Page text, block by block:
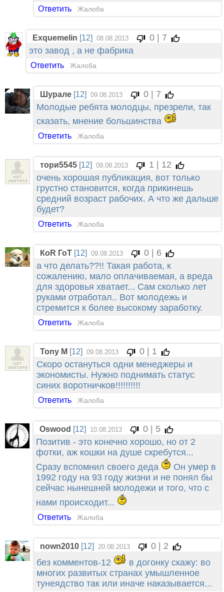
Ответить Жалоба
Exquemelin [12] 08.08.2013
0 | 7
это завод , а не фабрика
Ответить Жалоба
Шурале [12] 09.08.2013
0 | 7
Молодые ребята молодцы, презрели, так
сказать, мнение большинства
Ответить Жалоба
тори5545 [12] 09.08.2013
1 | 12
очень хорошая публикация, вот только
грустно становится, когда прикинешь
средний возраст рабочих. А что же дальше
будет?
Ответить Жалоба
КоR ГоT [12] 09.08.2013
0 | 6
а что делать??!! Такая работа, к
сожалению, мало оплачиваемая, а вреда
для здоровья хватает... Сам сколько лет
руками отработал.. Вот молодежь и
стремится к более высокому заработку.
Ответить Жалоба
Tony M [12] 09.08.2013
0 | 1
Скоро остануться одни менеджеры и
экономисты. Нужно поднимать статус
синих воротничков!!!!!!!!!!
Ответить Жалоба
Oswood [12] 10.08.2013
0 | 5
Позитив - это конечно хорошо, но от 2
фотки, аж кошки на душе скребутся...
Сразу вспомнил своего деда
Он умер в
1992 году на 93 году жизни и не понял бы
сейчас нынешней молодежи и того, что с
нами происходит...
Ответить Жалоба
nown2010 [12] 20.08.2013
0 | 2
без комментов-12
в догонку скажу: во
многих развитых странах умышленное
тунеядство так или иначе наказывается...